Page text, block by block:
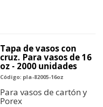
Tapa de vasos con
cruz. Para vasos de 16
oz - 2000 unidades
Código: pla-82005-16oz
Para vasos de cartón y
Porex